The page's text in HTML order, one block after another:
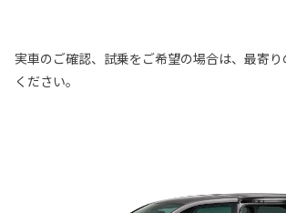
実車のご確認、試乗をご希望の場合は、最寄
ください。